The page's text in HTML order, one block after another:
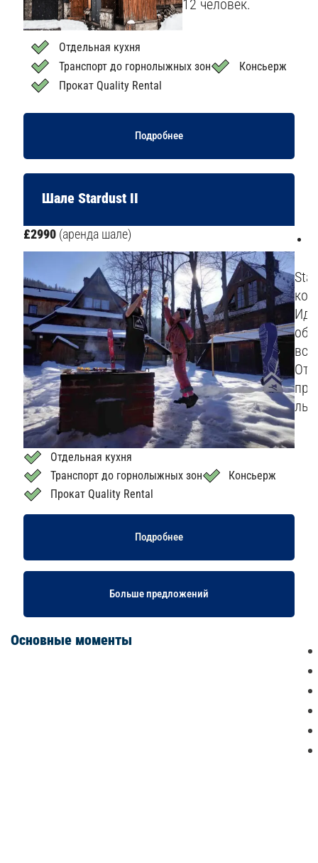
12 человек.
Отдельная кухня
Транспорт до горнолыжных зон
Консьерж
Прокат Quality Rental
Подробнее
Шале Stardust II
£2990 (аренда шале)
Отдельная кухня
Транспорт до горнолыжных зон
Консьерж
Прокат Quality Rental
Подробнее
Больше предложений
Основные моменты